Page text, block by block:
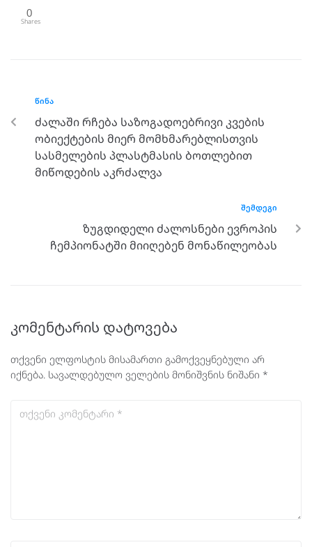
0
Shares
ᲬᲘᲜᲐ
ძალაში რჩება საზოგადოებრივი კვების
ობიექტების მიერ მომხმარებლისთვის
სასმელების პლასტმასის ბოთლებით
მიწოდების აკრძალვა
ᲨᲔᲛᲓᲔᲒᲘ
ზუგდიდელი ძალოსნები ევროპის
ჩემპიონატში მიიღებენ მონაწილეობას
კომენტარის დატოვება
თქვენი ელფოსტის მისამართი გამოქვეყნებული არ
იქნება. სავალდებულო ველების მონიშვნის ნიშანი *